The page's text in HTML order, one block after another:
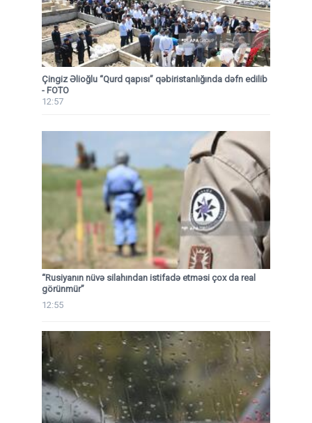
Çingiz Əlioğlu “Qurd qapısı” qəbiristanlığında dəfn edilib
- FOTO
12:57
“Rusiyanın nüvə silahından istifadə etməsi çox da real
görünmür”
12:55